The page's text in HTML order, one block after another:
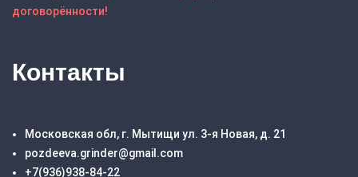
договорённости!
Контакты
Московская обл, г. Мытищи ул. 3-я Новая, д. 21
pozdeeva.grinder@gmail.com
+7(936)938-84-22